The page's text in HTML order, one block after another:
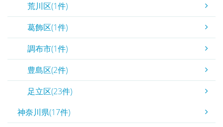
荒川区(1件)
葛飾区(1件)
調布市(1件)
豊島区(2件)
足立区(23件)
神奈川県(17件)